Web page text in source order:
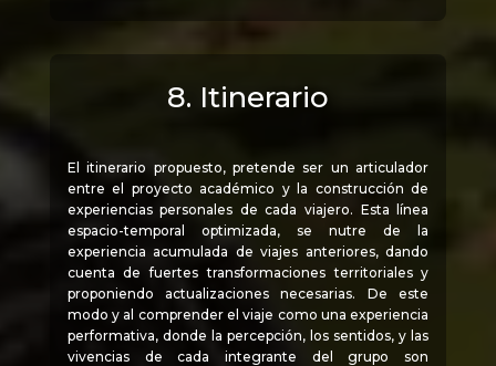
8. Itinerario
El itinerario propuesto, pretende ser un articulador
entre el proyecto académico y la construcción de
experiencias personales de cada viajero. Esta línea
espacio-temporal optimizada, se nutre de la
experiencia acumulada de viajes anteriores, dando
cuenta de fuertes transformaciones territoriales y
proponiendo actualizaciones necesarias. De este
modo y al comprender el viaje como una experiencia
performativa, donde la percepción, los sentidos, y las
vivencias de cada integrante del grupo son